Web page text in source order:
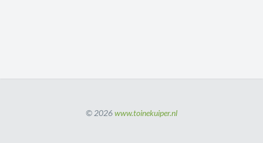
© 2026www.toinekuiper.nl